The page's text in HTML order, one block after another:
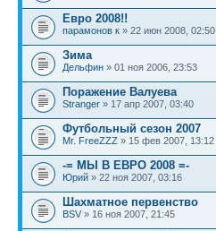
Евро 2008!!
парамонов к » 22 июн 2008, 02:50
Зима
Дельфин » 01 ноя 2006, 23:53
Поражение Валуева
Stranger » 17 апр 2007, 03:40
Футбольный сезон 2007
Mr. FreeZZZ » 15 фев 2007, 13:12
-= МЫ В ЕВРО 2008 =-
Юрий » 22 ноя 2007, 03:16
Шахматное первенство
BSV » 16 ноя 2007, 21:45